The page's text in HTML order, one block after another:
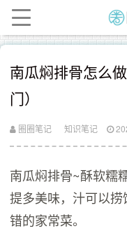
南瓜焖排骨怎么
门）
圈圈笔记 知识笔记
南瓜焖排骨~酥软糯
提多美味，汁可以
错的家常菜。